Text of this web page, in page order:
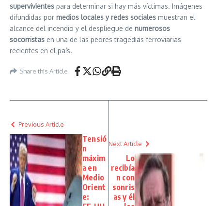
supervivientes para determinar si hay más víctimas. Imágenes
difundidas por medios locales y redes sociales muestran el
alcance del incendio y el despliegue de numerosos
socorristas en una de las peores tragedias ferroviarias
recientes en el país.
Share this Article
Previous Article
Tensió
n
máxim
a en
Medio
Orient
e:
Next Article
Lo
recibía
n con
sonris
as y él